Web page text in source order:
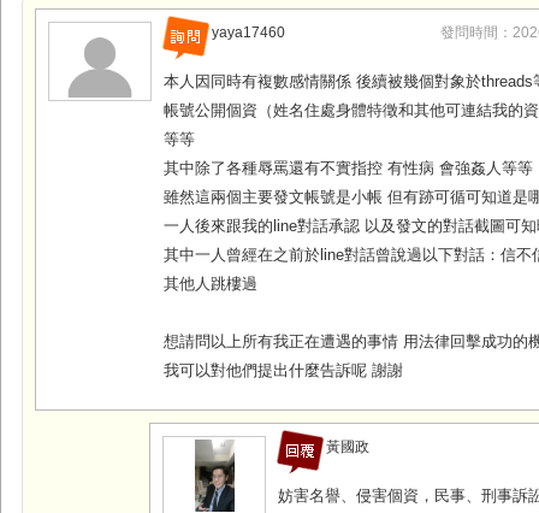
yaya17460 發問時間：
本人因同時有複數感情關係 後續被幾個對象於threads
帳號公開個資（姓名住處身體特徵和其他可連結我的
等等
其中除了各種辱罵還有不實指控 有性病 會強姦人等等
雖然這兩個主要發文帳號是小帳 但有跡可循可知道是
一人後來跟我的line對話承認 以及發文的對話截圖可
其中一人曾經在之前於line對話曾說過以下對話：信不
其他人跳樓過
想請問以上所有我正在遭遇的事情 用法律回擊成功的
我可以對他們提出什麼告訴呢 謝謝
黃國政
妨害名譽、侵害個資，民事、刑事訴